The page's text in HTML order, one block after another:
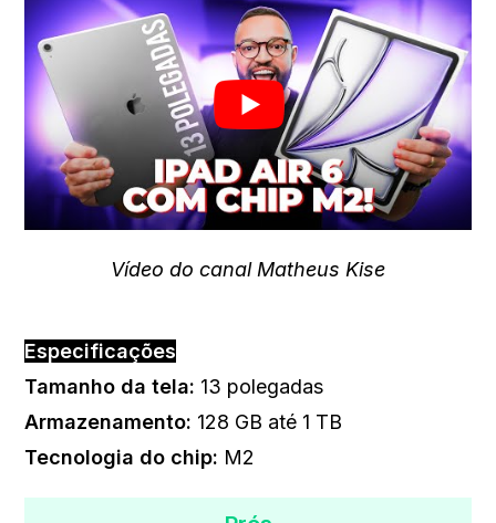
Vídeo do canal Matheus Kise
Especificações
Tamanho da tela: 13 polegadas
Armazenamento: 128 GB até 1 TB
Tecnologia do chip: ‎M2